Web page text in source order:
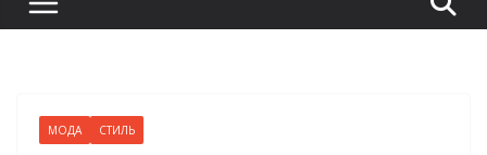
МОДА СТИЛЬ